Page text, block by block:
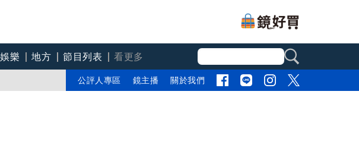
娛樂 地方 節目列表
看更多
公評人專區 鏡主播 關於我們